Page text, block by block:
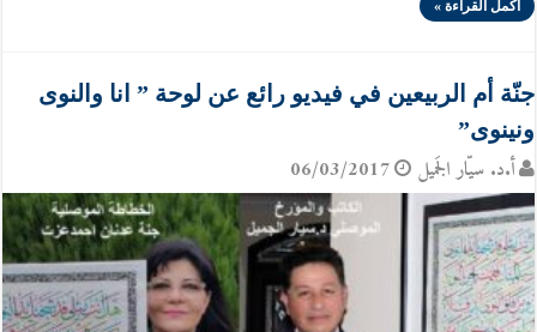
أكمل القراءة »
جنّة أم الربيعين في فيديو رائع عن لوحة ” انا والنوى
ونينوى”
أ.د. سيّار الجَميل 06/03/2017